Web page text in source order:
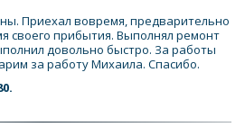
Приехал вовремя, предварительно
своего прибытия. Выполнял ремонт
довольно быстро. За работы
за работу Михаила. Спасибо.